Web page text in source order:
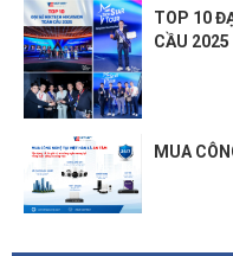
TOP 10
CẦU 2025
MUA